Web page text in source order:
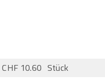
CHF 10.60 Stück